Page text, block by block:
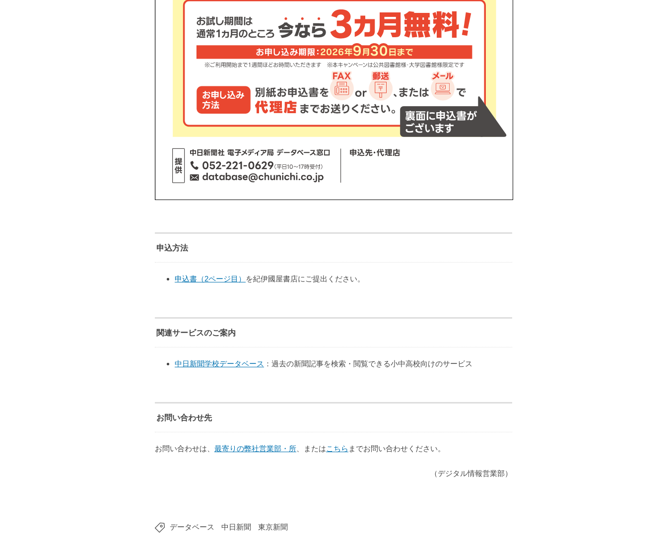
申込方法
申込書（2ページ目） を紀伊國屋書店にご提出ください。
関連サービスのご案内
中日新聞学校データベース ：過去の新聞記事を検索・閲覧できる小中高校向けのサービス
お問い合わせ先
お問い合わせは、 最寄りの弊社営業部・所 、またはこちら までお問い合わせください。
（デジタル情報営業部）
データベース 中日新聞 東京新聞